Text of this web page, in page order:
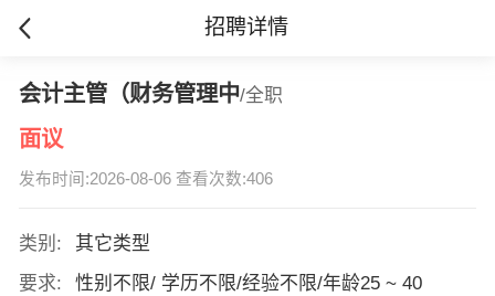
招聘详情
会计主管（财务管理中/全职
面议
发布时间:2026-08-06 查看次数:406
类别:
其它类型
要求:
性别不限/ 学历不限/经验不限/年龄25 ~ 40